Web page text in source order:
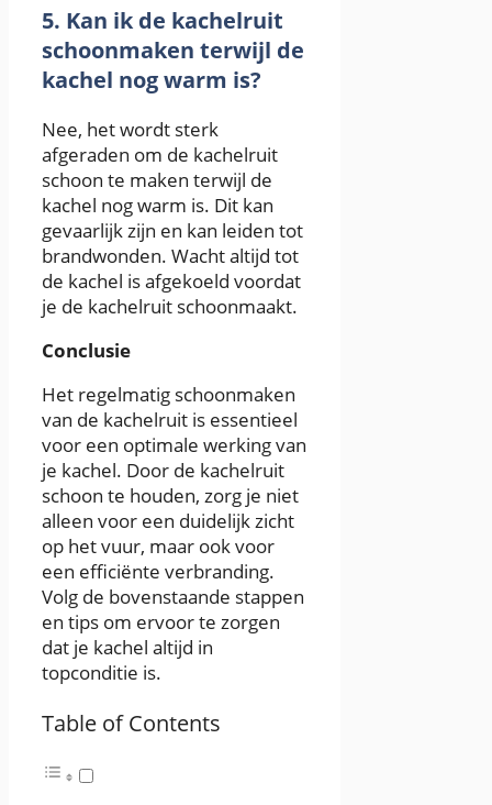
5. Kan ik de kachelruit
schoonmaken terwijl de
kachel nog warm is?
Nee, het wordt sterk
afgeraden om de kachelruit
schoon te maken terwijl de
kachel nog warm is. Dit kan
gevaarlijk zijn en kan leiden tot
brandwonden. Wacht altijd tot
de kachel is afgekoeld voordat
je de kachelruit schoonmaakt.
Conclusie
Het regelmatig schoonmaken
van de kachelruit is essentieel
voor een optimale werking van
je kachel. Door de kachelruit
schoon te houden, zorg je niet
alleen voor een duidelijk zicht
op het vuur, maar ook voor
een efficiënte verbranding.
Volg de bovenstaande stappen
en tips om ervoor te zorgen
dat je kachel altijd in
topconditie is.
Table of Contents